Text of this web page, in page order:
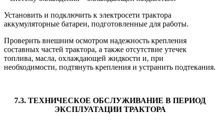
Установить и подключить к электросети трактора
аккумуляторные батареи, подготовленные для работы.
Проверить внешним осмотром надежность крепления
составных частей трактора, а также отсутствие утечек
топлива, масла, охлаждающей жидкости и, при
необходимости, подтянуть крепления и устранить подтекания.
7.3. ТЕХНИЧЕСКОЕ ОБСЛУЖИВАНИЕ В ПЕРИОД
ЭКСПЛУАТАЦИИ ТРАКТОРА